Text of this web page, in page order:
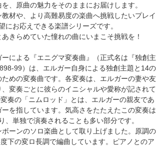
、原曲の魅力をそのままにお届けします。
教材や、より高難易度の楽曲へ挑戦したいプレイ
にお応えできる楽譜シリーズです。
きらめていた憧れの曲にいまこそ挑戦を！
による『エニグマ変奏曲』（正式名は『独創主
99）は、エルガー自身による独創主題と14の
めの変奏曲です。各変奏は、エルガーの妻や友
、変奏ごとに彼らのイニシャルや愛称が記されて
奏の「ニムロッド」とは、エルガーの親友であ
を指しています。気高さをたたえたこの変奏は
、単独で演奏されることも多い部分です。
ーンのソロ楽曲として取り上げました。原調の
下の変ロ長調で編曲しています。ピアノとのア